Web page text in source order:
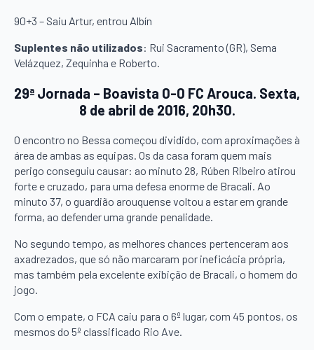
90+3 – Saiu Artur, entrou Albín
Suplentes não utilizados: Rui Sacramento (GR), Sema
Velázquez, Zequinha e Roberto.
29ª Jornada – Boavista 0-0 FC Arouca. Sexta,
8 de abril de 2016, 20h30.
O encontro no Bessa começou dividido, com aproximações à
área de ambas as equipas. Os da casa foram quem mais
perigo conseguiu causar: ao minuto 28, Rúben Ribeiro atirou
forte e cruzado, para uma defesa enorme de Bracali. Ao
minuto 37, o guardião arouquense voltou a estar em grande
forma, ao defender uma grande penalidade.
No segundo tempo, as melhores chances pertenceram aos
axadrezados, que só não marcaram por ineficácia própria,
mas também pela excelente exibição de Bracali, o homem do
jogo.
Com o empate, o FCA caiu para o 6º lugar, com 45 pontos, os
mesmos do 5º classificado Rio Ave.